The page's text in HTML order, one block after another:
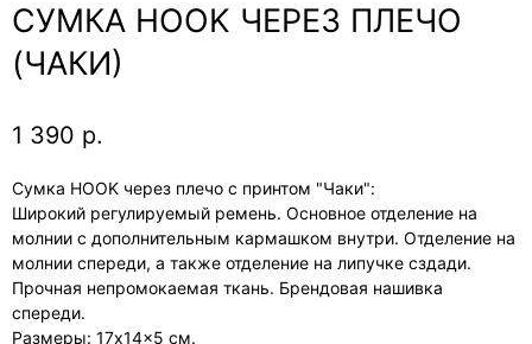
СУМКА HOOK ЧЕРЕЗ ПЛЕЧО
(ЧАКИ)
1 390 р.
Сумка HOOK через плечо с принтом "Чаки":
Широкий регулируемый ремень. Основное отделение на
молнии с дополнительным кармашком внутри. Отделение на
молнии спереди, а также отделение на липучке сздади.
Прочная непромокаемая ткань. Брендовая нашивка
спереди.
Размеры: 17x14x5 см.